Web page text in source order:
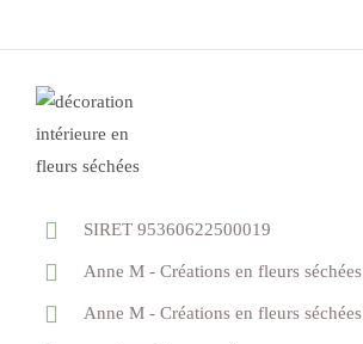
SIRET 95360622500019
Anne M - Créations en fleurs séchées
Anne M - Créations en fleurs séchées